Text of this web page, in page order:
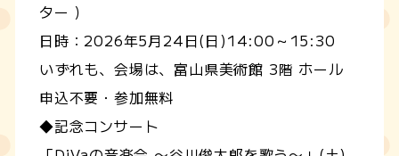
ター ）
日時：2026年5月24日(日)14:00～15:30
いずれも、会場は、富山県美術館 3階 ホール
申込不要・参加無料
◆記念コンサート